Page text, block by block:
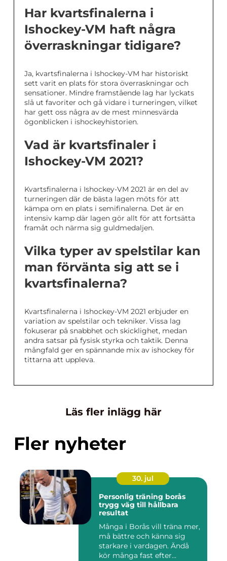
Har kvartsfinalerna i
Ishockey-VM haft några
överraskningar tidigare?
Ja, kvartsfinalerna i Ishockey-VM har historiskt
sett varit en plats för stora överraskningar och
sensationer. Mindre framstående lag har lyckats
slå ut favoriter och gå vidare i turneringen, vilket
har gett oss några av de mest minnesvärda
ögonblicken i ishockeyhistorien.
Vad är kvartsfinaler i
Ishockey-VM 2021?
Kvartsfinalerna i Ishockey-VM 2021 är en del av
turneringen där de bästa lagen möts för att
kämpa om en plats i semifinalerna. Det är en
intensiv kamp där lagen gör allt för att fortsätta
framåt och närma sig guldmedaljen.
Vilka typer av spelstilar kan
man förvänta sig att se i
kvartsfinalerna?
Kvartsfinalerna i Ishockey-VM 2021 erbjuder en
variation av spelstilar och tekniker. Vissa lag
fokuserar på snabbhet och skicklighet, medan
andra satsar på fysisk styrka och taktik. Denna
mångfald ger en spännande mix av ishockey för
tittarna att uppleva.
Läs fler inlägg här
Fler nyheter
30. jul
Personlig träning borås
trygg väg till hållbara
resultat
Många i Borås vill träna mer,
må bättre och känna sig
starkare i vardagen. Ändå
kör många fast efter...